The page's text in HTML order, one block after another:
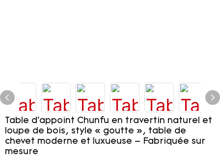
Table d'appoint Chunfu en travertin naturel et
loupe de bois, style « goutte », table de
chevet moderne et luxueuse – Fabriquée sur
mesure